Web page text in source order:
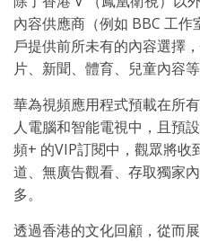
內容供應商（例如 BBC 工
戶提供前所未有的內容選擇
片、新聞、體育、兒童內容等
華為視頻應用程式預載在所
人電腦和智能電視中，且預
頻+ 的VIP訂閱中，觀眾將收
道、無廣告觀看、存取獨家
多。
透過香港的文化回顧，從而